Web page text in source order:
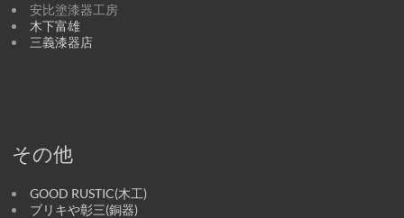
安比塗漆器工房
木下富雄
三義漆器店
その他
GOOD RUSTIC(木工)
ブリキや彰三(銅器)